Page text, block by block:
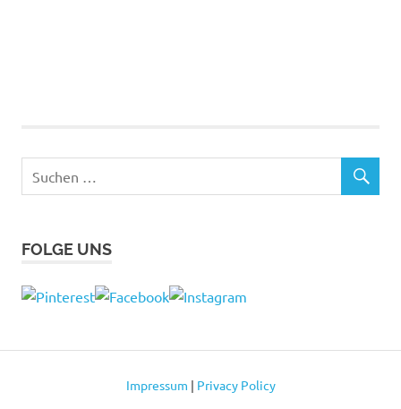
FOLGE UNS
Impressum | Privacy Policy